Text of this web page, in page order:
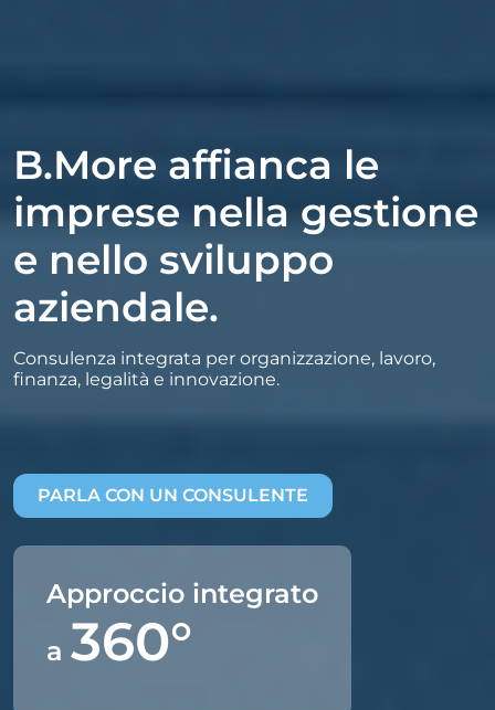
B.More affianca le
imprese nella gestione
e nello sviluppo
aziendale.
Consulenza integrata per organizzazione, lavoro,
finanza, legalità e innovazione.
PARLA CON UN CONSULENTE
Approccio integrato
a 360°